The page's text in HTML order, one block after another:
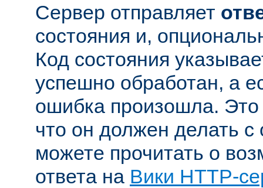
Сервер отправляет
состояния и,
Код состояния
успешно обработан, а
ошибка произошла. Это
что он должен делать
можете прочитать о
ответа на Вики HTTP-